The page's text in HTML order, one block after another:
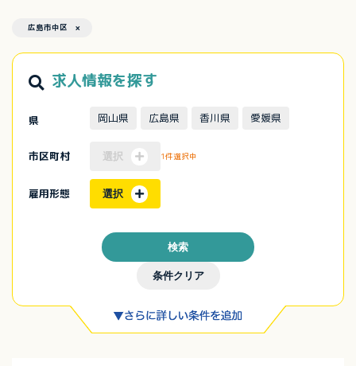
広島市中区 ×
求人情報を探す
県 岡山県 広島県 香川県 愛媛県
市区町村 選択 1件選択中
雇用形態 選択
条件クリア
検索